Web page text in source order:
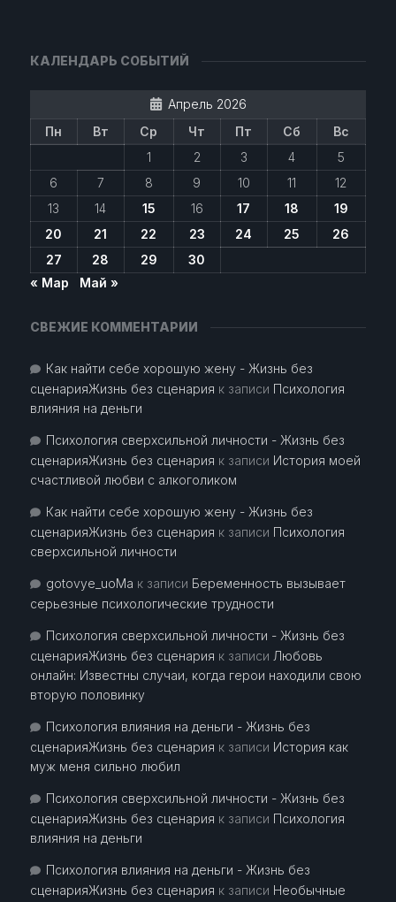
КАЛЕНДАРЬ СОБЫТИЙ
Апрель 2026
Пн
Вт Ср Чт Пт Сб
Вс
1
2 3 4
5
6
7 8 9 10 11
12
13
14 15 16 17 18
19
20
21 22 23 24 25
26
27
28 29
30
« Мар
Май »
СВЕЖИЕ КОММЕНТАРИИ
Как найти себе хорошую жену - Жизнь без
сценарияЖизнь без сценария к записи Психология
влияния на деньги
Психология сверхсильной личности - Жизнь без
сценарияЖизнь без сценария к записи История моей
счастливой любви с алкоголиком
Как найти себе хорошую жену - Жизнь без
сценарияЖизнь без сценария к записи Психология
сверхсильной личности
gotovye_uoMa к записи Беременность вызывает
серьезные психологические трудности
Психология сверхсильной личности - Жизнь без
сценарияЖизнь без сценария к записи Любовь
онлайн: Известны случаи, когда герои находили свою
вторую половинку
Психология влияния на деньги - Жизнь без
сценарияЖизнь без сценария к записи История как
муж меня сильно любил
Психология сверхсильной личности - Жизнь без
сценарияЖизнь без сценария к записи Психология
влияния на деньги
Психология влияния на деньги - Жизнь без
сценарияЖизнь без сценария к записи Необычные